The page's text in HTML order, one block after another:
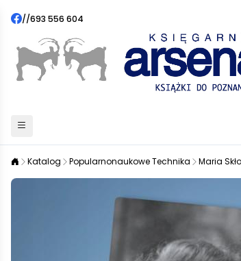
//693 556 604
Katalog Popularnonaukowe Technika Maria